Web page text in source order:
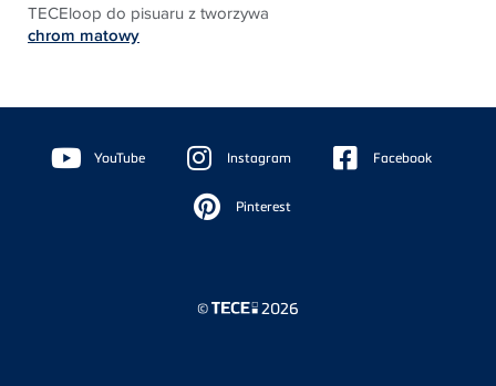
TECEloop do pisuaru z tworzywa
chrom matowy
Floating
Sidebar YouTube Instagram Facebook
Pinterest
© 2026